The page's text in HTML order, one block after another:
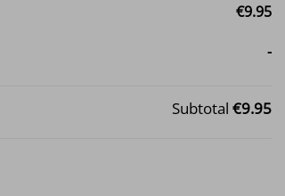
€9.95
-
Subtotal €9.95